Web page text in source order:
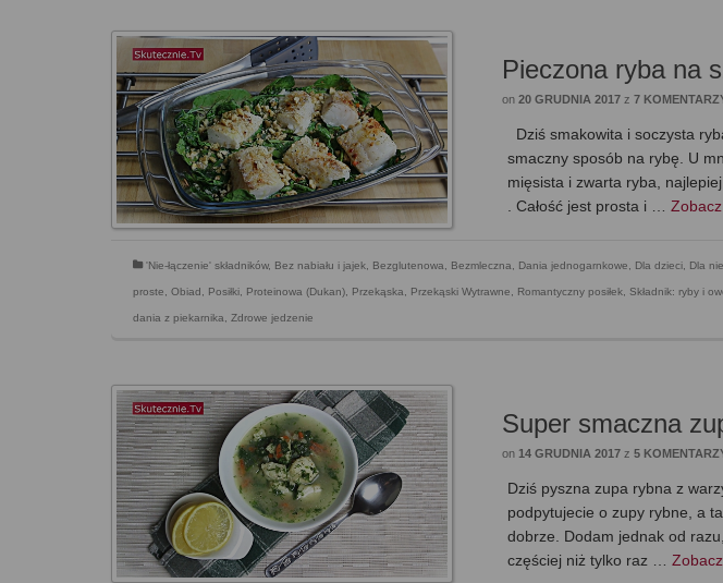
Pieczona ryba na
on20 GRUDNIA 2017 z7
Dziś smakowita i soczysta
smaczny sposób na rybę. U
mięsista i zwarta ryba,
. Całość jest prosta i …
'Nie-łączenie' składników, Bez nabiału i jajek, Bezglutenowa, Bezmleczna, Dania jednogarnkowe, Dla dzieci, Dla
proste, Obiad, Posiłki, Proteinowa (Dukan), Przekąska, Przekąski Wytrawne, Romantyczny posiłek, Składnik: ryby i
dania z piekarnika, Zdrowe jedzenie
Super smaczna
on 14 GRUDNIA 2017 z5
Dziś pyszna zupa rybna z
podpytujecie o zupy rybne, a
dobrze. Dodam jednak od
częściej niż tylko raz …